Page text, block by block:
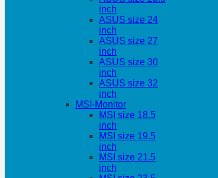
inch
ASUS size 24
inch
ASUS size 27
inch
ASUS size 30
inch
ASUS size 32
inch
MSI-Monitor
MSI size 18.5
inch
MSI size 19.5
inch
MSI size 21.5
inch